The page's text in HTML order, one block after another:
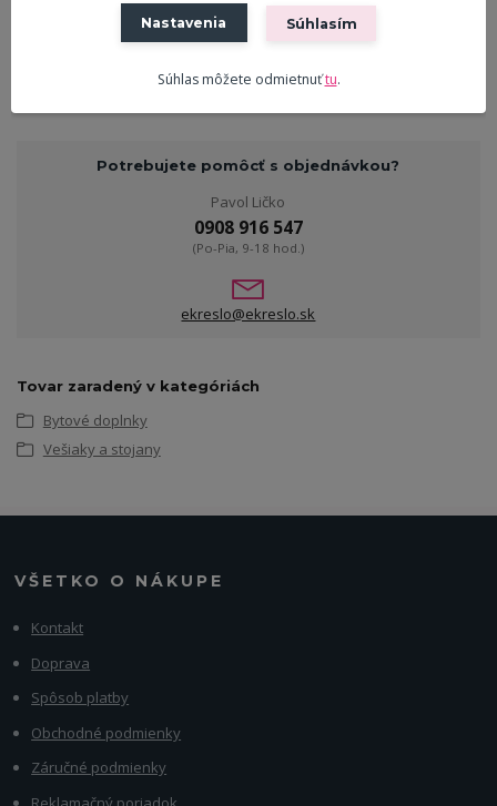
Masiv
Potrebujete pomôcť s objednávkou?
Pavol Ličko
0908 916 547
(Po-Pia, 9-18 hod.)
ekreslo@ekreslo.sk
Tovar zaradený v kategóriách
Bytové doplnky
Vešiaky a stojany
VŠETKO O NÁKUPE
Kontakt
Doprava
Spôsob platby
Obchodné podmienky
Záručné podmienky
Nastavenia Súhlasím
Súhlas môžete odmietnuťtu.